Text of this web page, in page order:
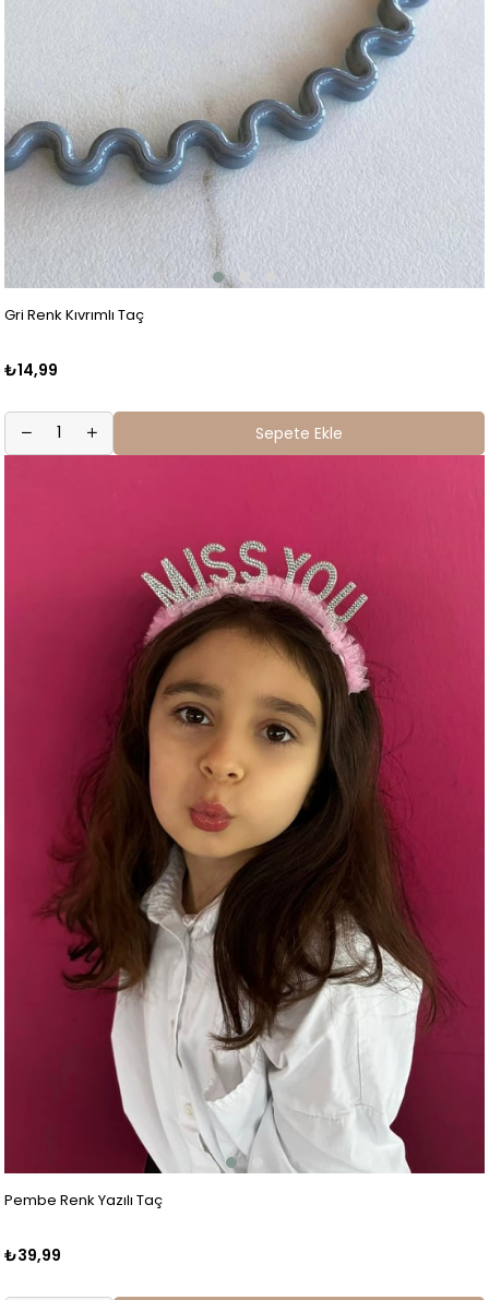
Gri Renk Kıvrımlı Taç
₺14,99
Sepete Ekle
Pembe Renk Yazılı Taç
₺39,99